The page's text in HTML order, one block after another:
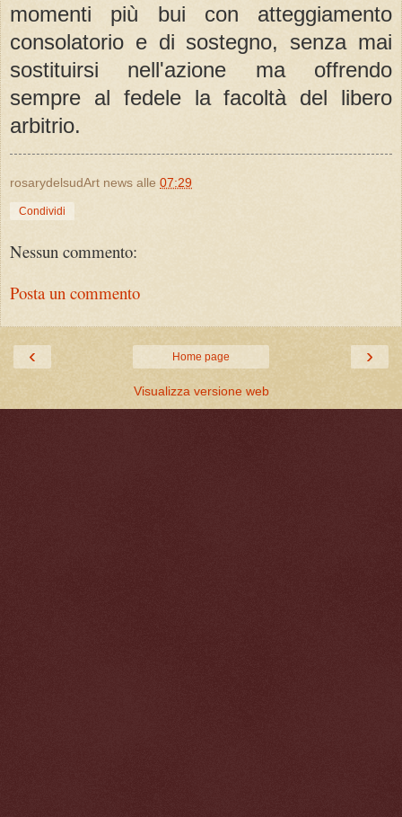
momenti più bui con atteggiamento
consolatorio e di sostegno, senza mai
sostituirsi nell'azione ma offrendo
sempre al fedele la facoltà del libero
arbitrio.
rosarydelsudArt news alle 07:29
Condividi
Nessun commento:
Posta un commento
‹ ›
Home page
Visualizza versione web